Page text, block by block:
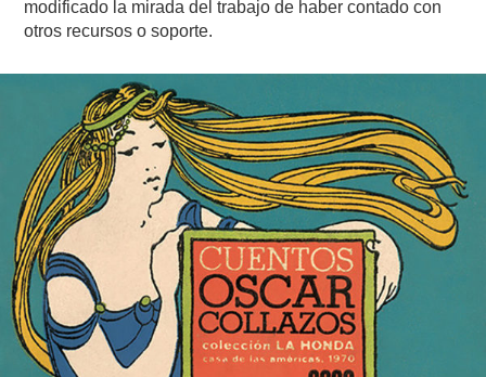
modificado la mirada del trabajo de haber contado con
otros recursos o soporte.